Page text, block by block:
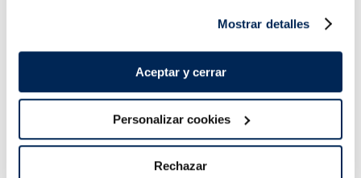
Mostrar detalles
Aceptar y cerrar
Personalizar cookies
Rechazar
¡Combínalo y hazte un menú de 10!